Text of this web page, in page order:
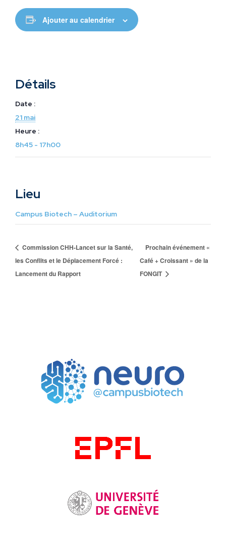
Ajouter au calendrier
Détails
Date :
21 mai
Heure :
8h45 - 17h00
Lieu
Campus Biotech – Auditorium
Commission CHH-Lancet sur la Santé,
les Conflits et le Déplacement Forcé :
Lancement du Rapport
Prochain événement «
Café + Croissant » de la
FONGIT